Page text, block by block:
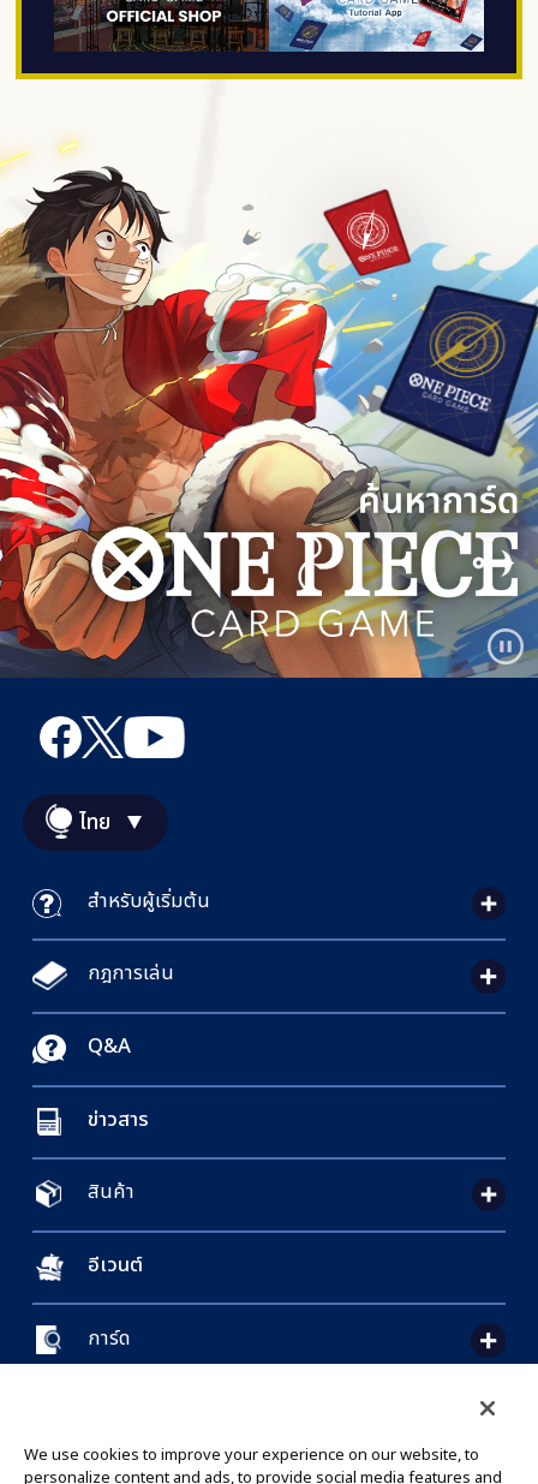
ไทย
สำหรับผู้เริ่มต้น
กฎการเล่น
Q&A
ข่าวสาร
สินค้า
อีเวนต์
การ์ด
GLOBAL ENTRANCE
We use cookies to improve your experience on our website, to
personalize content and ads, to provide social media features and